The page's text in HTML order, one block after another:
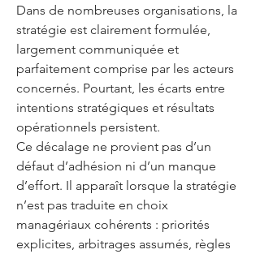
Dans de nombreuses organisations, la
stratégie est clairement formulée,
largement communiquée et
parfaitement comprise par les acteurs
concernés. Pourtant, les écarts entre
intentions stratégiques et résultats
opérationnels persistent.
Ce décalage ne provient pas d’un
défaut d’adhésion ni d’un manque
d’effort. Il apparaît lorsque la stratégie
n’est pas traduite en choix
managériaux cohérents : priorités
explicites, arbitrages assumés, règles